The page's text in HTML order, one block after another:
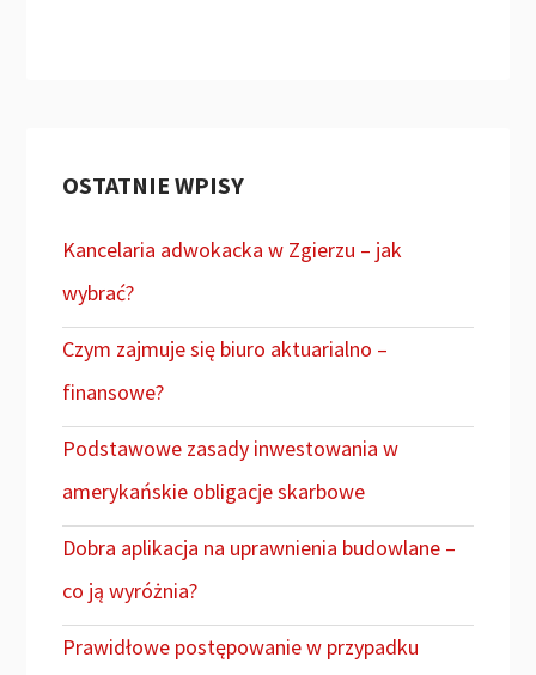
OSTATNIE WPISY
Kancelaria adwokacka w Zgierzu – jak
wybrać?
Czym zajmuje się biuro aktuarialno –
finansowe?
Podstawowe zasady inwestowania w
amerykańskie obligacje skarbowe
Dobra aplikacja na uprawnienia budowlane –
co ją wyróżnia?
Prawidłowe postępowanie w przypadku